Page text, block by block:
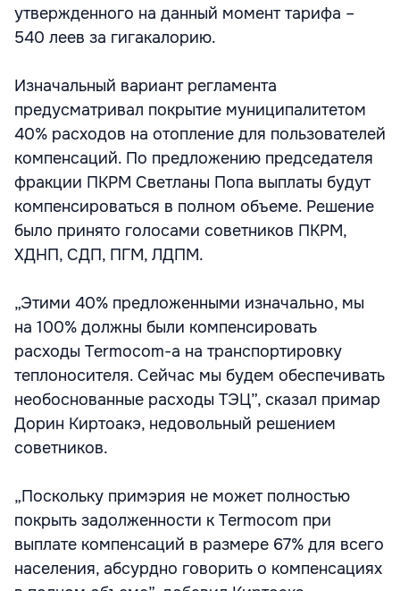
утвержденного на данный момент тарифа –
540 леев за гигакалорию.
Изначальный вариант регламента
предусматривал покрытие муниципалитетом
40% расходов на отопление для пользователей
компенсаций. По предложению председателя
фракции ПКРМ Светланы Попа выплаты будут
компенсироваться в полном объеме. Решение
было принято голосами советников ПКРМ,
ХДНП, СДП, ПГМ, ЛДПМ.
„Этими 40% предложенными изначально, мы
на 100% должны были компенсировать
расходы Termocom-а на транспортировку
теплоносителя. Сейчас мы будем обеспечивать
необоснованные расходы ТЭЦ”, сказал примар
Дорин Киртоакэ, недовольный решением
советников.
„Поскольку примэрия не может полностью
покрыть задолженности к Termocom при
выплате компенсаций в размере 67% для всего
населения, абсурдно говорить о компенсациях